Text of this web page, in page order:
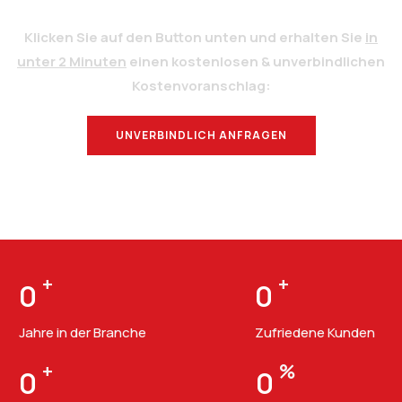
Klicken Sie auf den Button unten und erhalten Sie in
unter 2 Minuten einen kostenlosen & unverbindlichen
Kostenvoranschlag:
UNVERBINDLICH ANFRAGEN
0 +
Jahre in der Branche
0 +
Zufriedene Kunden
0 + 0 %